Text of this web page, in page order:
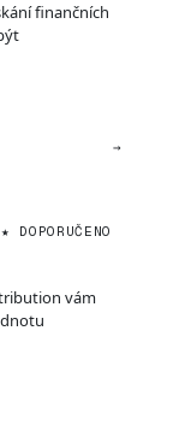
→
★ DOPORUČENO
vám